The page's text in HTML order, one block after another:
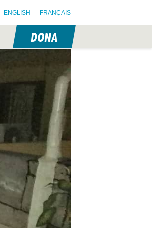
ENGLISH FRANÇAIS
DONA